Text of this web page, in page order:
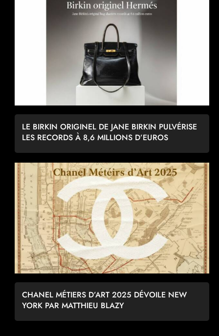
LE BIRKIN ORIGINEL DE JANE BIRKIN PULVÉRISE
LES RECORDS À 8,6 MILLIONS D’EUROS
CHANEL MÉTIERS D’ART 2025 DÉVOILE NEW
YORK PAR MATTHIEU BLAZY